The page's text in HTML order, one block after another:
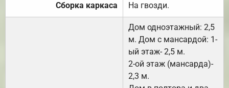
Сборка каркаса На гвозди.
Дом одноэтажный: 2,5
м. Дом с мансардой: 1-
ый этаж- 2,5 м.
2-ой этаж (мансарда)-
2,3 м.